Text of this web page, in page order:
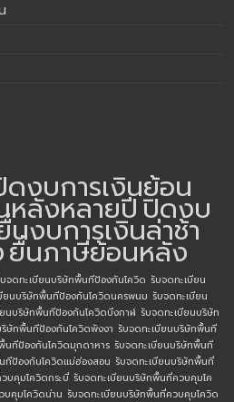
งบการเงินย้อน
ลังหลายปีปิดงบ
นงบการเงินล่าช้า
ยื่นภาษีย้อนหลัง
จดทะเบียนบริษัทพื้นทีป้องกันโควิด รับจดทะเบียน
ยนบริษัทพื้นทีป้องกันโควิดนครพนม รับจดทะเบียน
ยนบริษัทพื้นทีป้องกันโควิดบึงกาฬ รับจดทะเบียนบริษัท
ริษัทพื้นทีป้องกันโควิดพังงา รับจดทะเบียนบริษัทพื้นที
นทีป้องกันโควิดมุกดาหาร รับจดทะเบียนบริษัทพื้นที
ทีป้องกันโควิดแม่ฮ่องสอน รับจดทะเบียนบริษัทพื้นที่
บคุมโควิดกระบี่ รับจดทะเบียนบริษัทพื้นที่ควบคุมโค
บคุมโควิดน่าน รับจดทะเบียนบริษัทพื้นที่ควบคุมโควิด